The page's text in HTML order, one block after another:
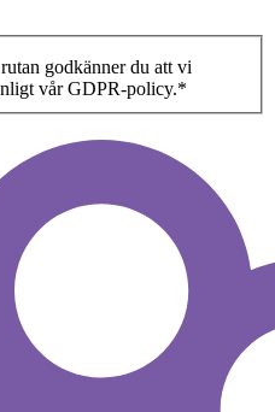
godkänner du att vi
vår GDPR-policy.*